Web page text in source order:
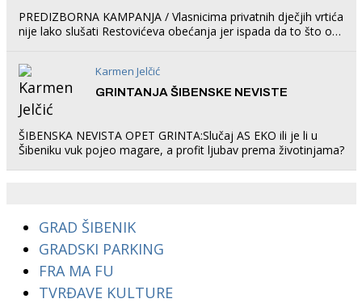
PREDIZBORNA KAMPANJA / Vlasnicima privatnih dječjih vrtića
nije lako slušati Restovićeva obećanja jer ispada da to što oni
Karmen Jelčić
GRINTANJA ŠIBENSKE NEVISTE
ŠIBENSKA NEVISTA OPET GRINTA:Slučaj AS EKO ili je li u
Šibeniku vuk pojeo magare, a profit ljubav prema životinjama?
GRAD ŠIBENIK
GRADSKI PARKING
FRA MA FU
TVRĐAVE KULTURE